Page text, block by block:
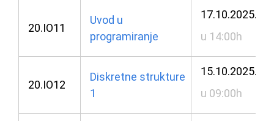
20.IO11
Uvod u
programiranje
17.10.2025.
u 14:00h
20.IO12
Diskretne strukture
1
15.10.2025.
u 09:00h